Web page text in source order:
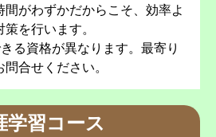
がわずかだからこそ、効率よ
を行います。
る資格が異なります。最寄り
合せください。
学習コース